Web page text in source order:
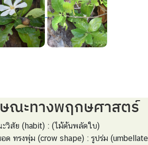
ณะทางพฤกษศาสตร์
วิสัย (habit) : (ไม้ต้นพลัดใบ)
อด ทรงพุ่ม (crow shape) : รูปร่ม